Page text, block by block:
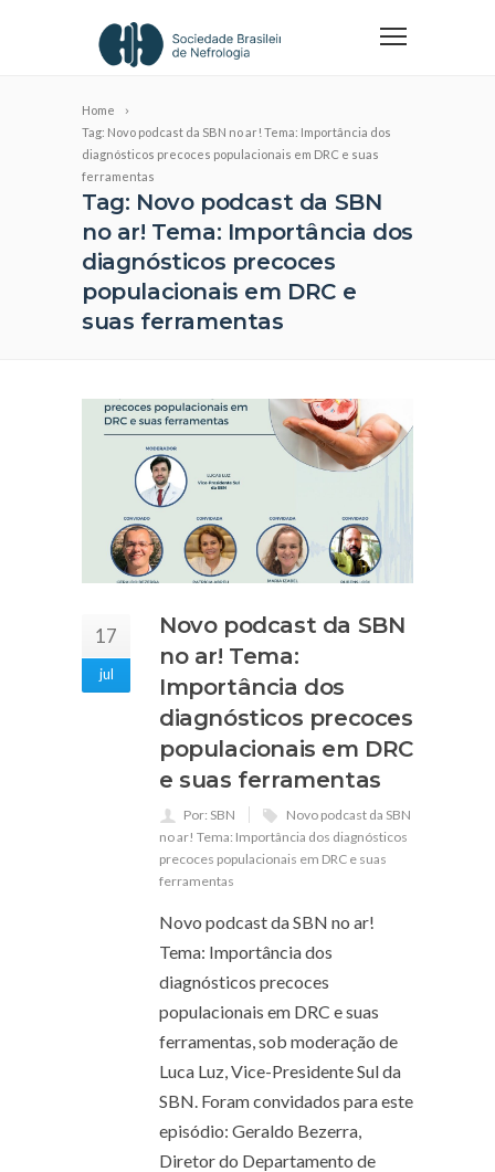
Home
Tag: Novo podcast da SBN no ar! Tema: Importância dos
diagnósticos precoces populacionais em DRC e suas
ferramentas
Tag: Novo podcast da SBN
no ar! Tema: Importância dos
diagnósticos precoces
populacionais em DRC e
suas ferramentas
17
jul
Novo podcast da SBN
no ar! Tema:
Importância dos
diagnósticos precoces
populacionais em DRC
e suas ferramentas
Por: SBN
Novo podcast da SBN
no ar! Tema: Importância dos diagnósticos
precoces populacionais em DRC e suas
ferramentas
Novo podcast da SBN no ar!
Tema: Importância dos
diagnósticos precoces
populacionais em DRC e suas
ferramentas, sob moderação de
Luca Luz, Vice-Presidente Sul da
SBN. Foram convidados para este
episódio: Geraldo Bezerra,
Diretor do Departamento de